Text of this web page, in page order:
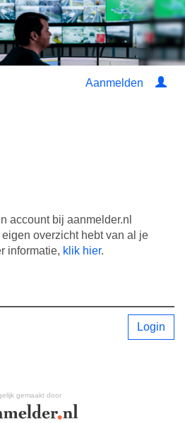
Aanmelden
account bij aanmelder.nl
overzicht hebt van al je
informatie, klik hier.
Login
gemaakt door